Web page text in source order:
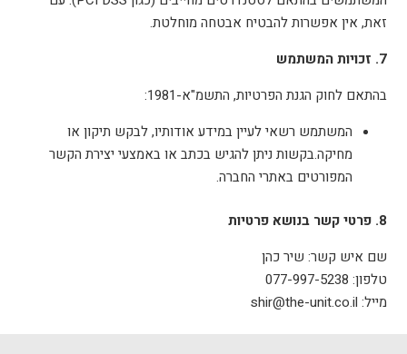
זאת, אין אפשרות להבטיח אבטחה מוחלטת.
7. זכויות המשתמש
בהתאם לחוק הגנת הפרטיות, התשמ"א-1981:
המשתמש רשאי לעיין במידע אודותיו, לבקש תיקון או
מחיקה.בקשות ניתן להגיש בכתב או באמצעי יצירת הקשר
המפורטים באתרי החברה.
8. פרטי קשר בנושא פרטיות
שם איש קשר: שיר כהן
טלפון: 077-997-5238
מייל: shir@the-unit.co.il